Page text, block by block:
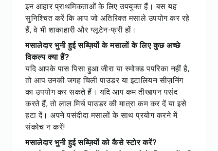
इन आहार प्राथमिकताओं के लिए उपयुक्त हैं। बस यह
सुनिश्चित करें कि आप जो अतिरिक्त मसाले उपयोग कर रहे
हैं, वे भी शाकाहारी और ग्लूटेन-फ्री हों।
मसालेदार भुनी हुई सब्ज़ियों के मसालों के लिए कुछ अच्छे
विकल्प क्या हैं?
यदि आपके पास पिसा हुआ जीरा या स्मोक्ड पपरिका नहीं है,
तो आप उनकी जगह चिली पाउडर या इटालियन सीज़निंग
का उपयोग कर सकते हैं। यदि आप कम तीखापन पसंद
करते हैं, तो लाल मिर्च पाउडर की मात्रा कम कर दें या इसे
हटा दें। अपने पसंदीदा मसालों के साथ प्रयोग करने में
संकोच न करें!
मसालेदार भुनी हुई सब्ज़ियों को कैसे स्टोर करें?